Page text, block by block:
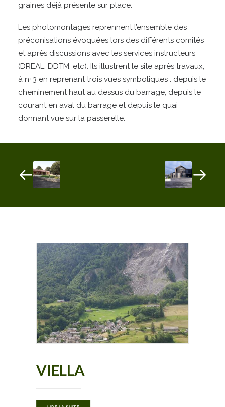
graines déjà présente sur place.
Les photomontages reprennent l’ensemble des
préconisations évoquées lors des différents comités
et après discussions avec les services instructeurs
(DREAL, DDTM, etc). Ils illustrent le site après travaux,
à n+3 en reprenant trois vues symboliques : depuis le
cheminement haut au dessus du barrage, depuis le
courant en aval du barrage et depuis le quai
donnant vue sur la passerelle.
VIELLA